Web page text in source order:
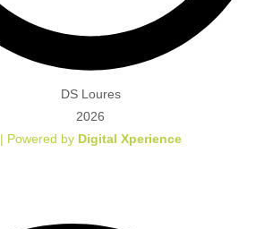
DS Loures
2026
| Powered by Digital Xperience